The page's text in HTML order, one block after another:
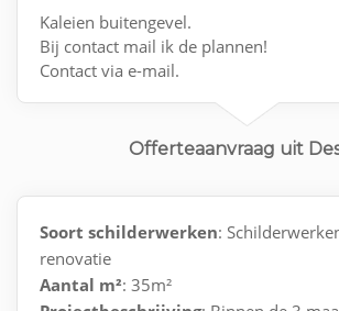
Kaleien buitengevel.
Bij contact mail ik de plannen!
Contact via e-mail.
Offerteaanvraag uit
Soort schilderwerken:
renovatie
Aantal m²: 35m²